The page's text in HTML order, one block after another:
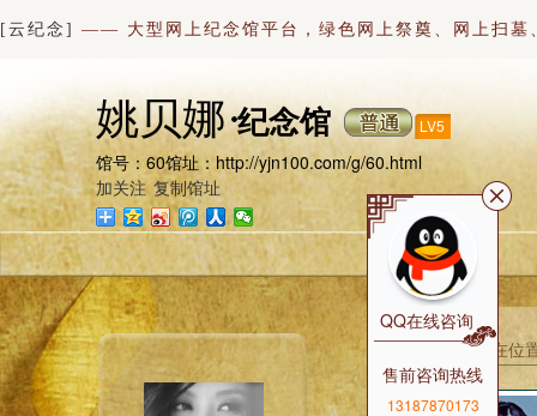
[云纪念] —— 大型网上纪念馆平台，绿色网上祭奠、网上扫墓
姚贝娜 纪念馆 LV5
馆号：60馆址：http://yjn100.com/g/60.html
加关注 复制馆址
| 祭拜记
您当前所在位
QQ在线咨询
售前咨询热线
13187870173